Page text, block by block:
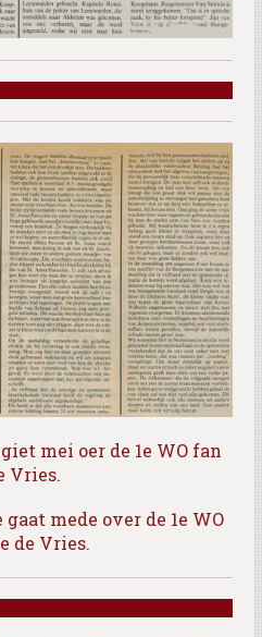
mei oer de 1e WO fan
Vries.
mede over de 1e WO
de Vries.